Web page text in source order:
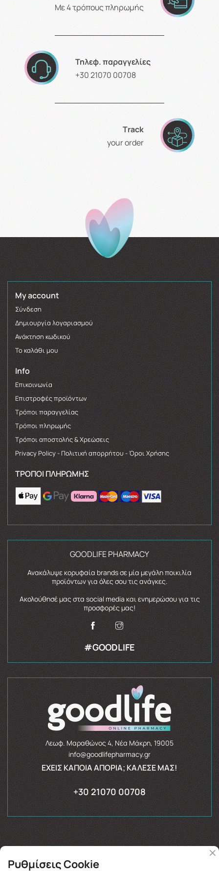
Με 4 τρόπους πληρωμής
Τηλεφ. παραγγελίες
+30 21070 00708
Τrack
your order
My account
Σύνδεση
Δημιουργία λογαριασμού
Ανάκτηση κωδικού
Το καλάθι μου
Info
Επικοινωνία
Επιστροφές προϊόντων
Τρόποι παραγγελίας
Τρόποι πληρωμής
Τρόποι αποστολής & Χρεώσεις
Privacy Policy - Πολιτική απορρήτου - Όροι Χρήσης
ΤΡΌΠΟΙ ΠΛΗΡΩΜΉΣ
GOODLIFE PHARMACY
Ανακάλυψε κορυφαία brands σε μία μεγάλη ποικιλία
προϊόντων για όλες σου τις ανάγκες.
Ακολούθησέ μας στα social media και ενημερώσου για τις
προσφορές μας!
#GOODLIFE
Λεωφ. Μαραθώνος 4, Νέα Μάκρη, 19005
info@goodlifepharmacy.gr
ΈΧΕΙΣ ΚΆΠΟΙΑ ΑΠΟΡΊΑ; ΚΆΛΕΣΈ ΜΑΣ!
+30 21070 00708
Ρυθμίσεις Cookie